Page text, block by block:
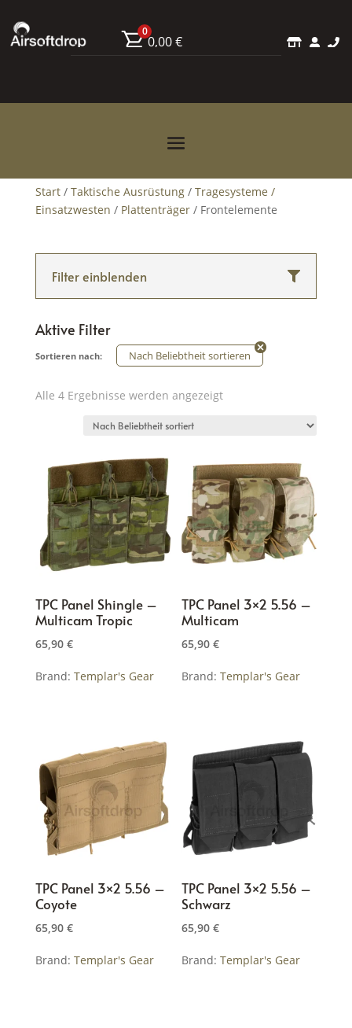
0
0,00€   
Start/ Taktische Ausrüstung/ Tragesysteme /
Einsatzwesten / Plattenträger/ Frontelemente
Filter einblenden
Aktive Filter
Sortieren nach: Nach Beliebtheit sortieren
Alle 4 Ergebnisse werden angezeigtNach
TPC Panel Shingle –
Multicam Tropic
65,90 €
Brand: Templar's Gear
TPC Panel 3×2 5.56 –
Multicam
65,90€
Brand:Templar's Gear
TPC Panel 3×2 5.56 –
Coyote
65,90 €
Brand: Templar's Gear
TPC Panel 3×2 5.56 –
Schwarz
65,90€
Brand:Templar's Gear